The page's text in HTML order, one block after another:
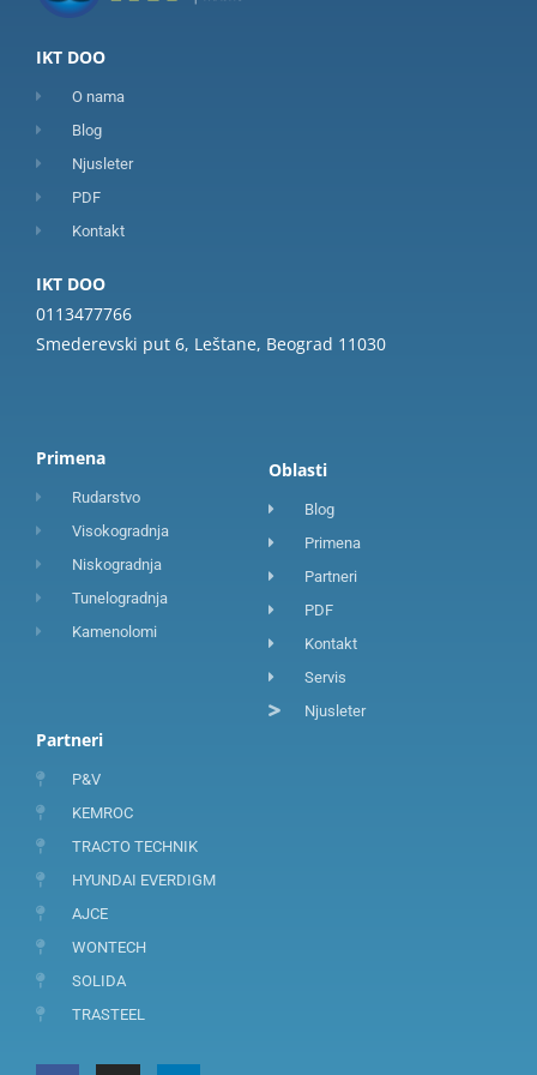
IKT DOO
O nama
Blog
Njusleter
PDF
Kontakt
IKT DOO
0113477766
Smederevski put 6, Leštane, Beograd 11030
Primena
Rudarstvo
Visokogradnja
Niskogradnja
Tunelogradnja
Kamenolomi
Oblasti
Blog
Primena
Partneri
PDF
Kontakt
Servis
Njusleter
Partneri
P&V
KEMROC
TRACTO TECHNIK
HYUNDAI EVERDIGM
AJCE
WONTECH
SOLIDA
TRASTEEL
c s n